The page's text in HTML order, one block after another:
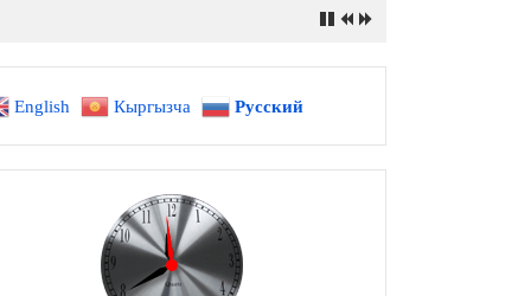
English Кыргызча Русский